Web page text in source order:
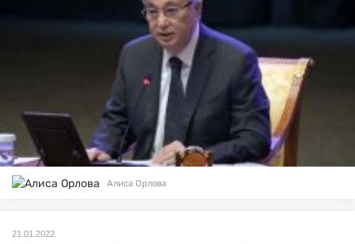
Алиса Орлова
21.01.2022